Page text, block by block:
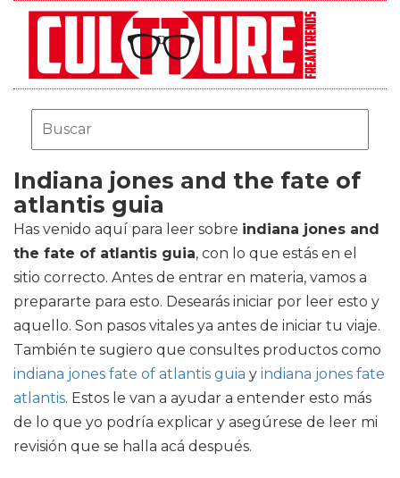
Indiana jones and the fate of
atlantis guia
Has venido aquí para leer sobre indiana jones and
the fate of atlantis guia, con lo que estás en el
sitio correcto. Antes de entrar en materia, vamos a
prepararte para esto. Desearás iniciar por leer esto y
aquello. Son pasos vitales ya antes de iniciar tu viaje.
También te sugiero que consultes productos como
indiana jones fate of atlantis guia y indiana jones fate
atlantis. Estos le van a ayudar a entender esto más
de lo que yo podría explicar y asegúrese de leer mi
revisión que se halla acá después.